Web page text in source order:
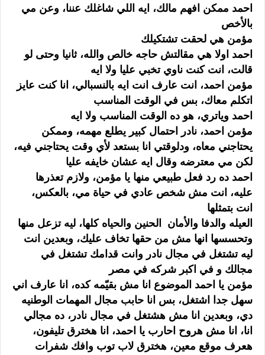
احمد ممكن افهم مالك، ايه اللي شاغلك عننا، وعن مي
بالأخص
مؤمن هي لحقت تشتكيلك
احمد اولا هي مقالتش حاجه خالص والله، ثانيا وحتى لو
قالت، انت كنت ناوي تخبي عليا ولا ايه
مؤمن احمد، انت عارف انت ايه بالنسبالي، انا كنت عايز
اتكلم معاك، بس في الوقت المناسب
احمد وياتري، هو ده الوقت المناسب ولا ايه
مؤمن احمد، نادر احتمال كبير يطلع مهمه، وممكن
يحتاجني معاه، ودلوقتي انا بستعد لأي وقت يحتاجني فيه،
لكن مي معترضه وقال ايه عشان خايفه عليا
احمد ده رد فعل طبيعي منها يا مؤمن، ولازم تعذرها
عليه، انت مش شخص عادي في حياة مي، بالعكس،
انت بتمثلها
العيله والدفا والأمان الحنين والحياه كلها، ليه تزعل منها
وتحسسها انها مش من حقها تخاف عليك، وبعدين انت
ليه تشتغل في مجال نادر وانت قدامك تشتغل في
مجالك و في اكبر شركه في مصر
مؤمن يا احمد الموضوع انا مش بقيّمه كده، انا عارف اني
سهل جدا اشتغل، بس انا حابب مجال المهمات الوطنيه
دي، وبعدين انا مش هشتغل في مجال نادر، ده مجالي
انا، انا مش هروح احارب يا احمد، انا هخترق تليفون،
هعرف موقع معين، هخترق لاب توب وافك شفرات